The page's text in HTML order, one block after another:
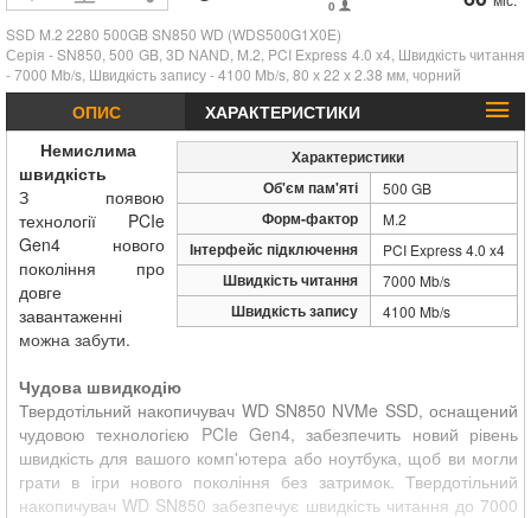
0
SSD M.2 2280 500GB SN850 WD (WDS500G1X0E)
Серія - SN850, 500 GB, 3D NAND, M.2, PCI Express 4.0 x4, Швидкість читання
- 7000 Mb/s, Швидкість запису - 4100 Mb/s, 80 х 22 х 2.38 мм, чорний
ОПИС ХАРАКТЕРИСТИКИ
Характеристики
Об'єм пам'яті
500 GB
Форм-фактор M.2
Інтерфейс підключення PCI Express 4.0 x4
Швидкість читання 7000 Mb/s
Швидкість запису 4100 Mb/s
Немислима
швидкість
З появою
технології PCIe
Gen4 нового
покоління про
довге
завантаженні
можна забути.
Чудова швидкодію
Твердотільний накопичувач WD SN850 NVMe SSD, оснащений
чудовою технологією PCIe Gen4, забезпечить новий рівень
швидкість для вашого комп'ютера або ноутбука, щоб ви могли
грати в ігри нового покоління без затримок. Твердотільний
накопичувач WD SN850 забезпечує швидкість читання до 7000